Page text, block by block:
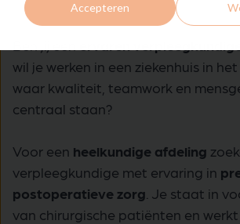
Accepteren
wil je werken in een ziekenhuis in
waar kwaliteit, teamwork en
centraal staan?
Voor een heelkundige afdeling
verpleegkundige met ervaring in
postoperatieve zorg . Je staat in
van chirurgische patiënten en